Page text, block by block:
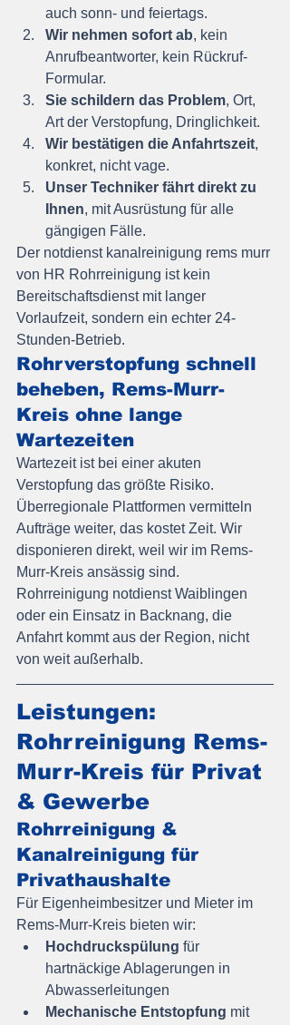
auch sonn- und feiertags.
Wir nehmen sofort ab, kein
Anrufbeantworter, kein Rückruf-
Formular.
Sie schildern das Problem, Ort,
Art der Verstopfung, Dringlichkeit.
Wir bestätigen die Anfahrtszeit,
konkret, nicht vage.
Unser Techniker fährt direkt zu
Ihnen, mit Ausrüstung für alle
gängigen Fälle.
Der notdienst kanalreinigung rems murr
von HR Rohrreinigung ist kein
Bereitschaftsdienst mit langer
Vorlaufzeit, sondern ein echter 24-
Stunden-Betrieb.
Rohrverstopfung schnell
beheben, Rems-Murr-
Kreis ohne lange
Wartezeiten
Wartezeit ist bei einer akuten
Verstopfung das größte Risiko.
Überregionale Plattformen vermitteln
Aufträge weiter, das kostet Zeit. Wir
disponieren direkt, weil wir im Rems-
Murr-Kreis ansässig sind.
Rohrreinigung notdienst Waiblingen
oder ein Einsatz in Backnang, die
Anfahrt kommt aus der Region, nicht
von weit außerhalb.
Leistungen:
Rohrreinigung Rems-
Murr-Kreis für Privat
& Gewerbe
Rohrreinigung &
Kanalreinigung für
Privathaushalte
Für Eigenheimbesitzer und Mieter im
Rems-Murr-Kreis bieten wir:
Hochdruckspülung für
hartnäckige Ablagerungen in
Abwasserleitungen
Mechanische Entstopfung mit